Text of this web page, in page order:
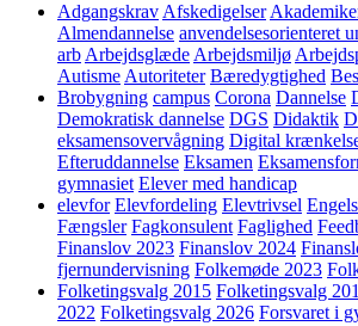
Adgangskrav Afskedigelser
Almendannelse anvendelsesorienteret
arb Arbejdsglæde Arbejdsmiljø
Autisme Autoriteter Bæredygtighed
Brobygning campus Corona Dannelse
Demokratisk dannelse DGS Didaktik
eksamensovervågning Digital
Efteruddannelse Eksamen
gymnasiet Elever med handicap
elevfor Elevfordeling Elevtrivsel
Fængsler Fagkonsulent Faglighed
Finanslov 2023 Finanslov 2024
fjernundervisning Folkemøde 2023
Folketingsvalg 2015 Folketingsvalg
2022 Folketingsvalg 2026 Forsvaret i